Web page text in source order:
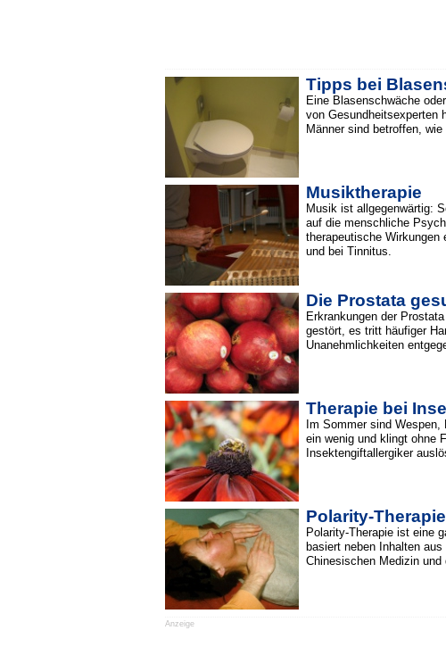
Tipps bei
Eine Blasenschwäche
von Gesundheitsexperten
Männer sind betroffen,
Musiktherapie
Musik ist allgegenwärtig:
auf die menschliche
therapeutische
und bei Tinnitus.
Die Prostata
Erkrankungen der
gestört, es tritt häufiger
Unanehmlichkeiten
Therapie bei
Im Sommer sind
ein wenig und klingt ohne
Insektengiftallergiker
Polarity-Therapie
Polarity-Therapie ist eine
basiert neben Inhalten
Chinesischen Medizin und
Anzeige